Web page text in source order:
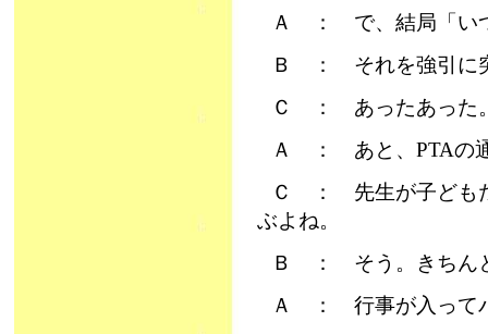
Ａ ： で、結局「い
Ｂ ： それを強引に
Ｃ ： あったあった
Ａ ： あと、PTAの
Ｃ ： 先生が子ども
ぶよね。
Ｂ ： そう。きちん
Ａ ： 行事が入って